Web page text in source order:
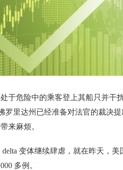
于危险中的乘客登上其船只并干
罗里达州已经准备对法官的裁决
来麻烦。
变体继续肆虐，就在昨天，美
多例。